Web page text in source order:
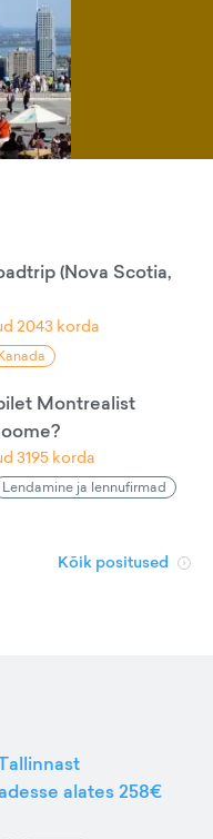
(Nova Scotia,
2043 korda
Montrealist
3195 korda
Lendamine ja lennufirmad
Kõik positused
alates 258€